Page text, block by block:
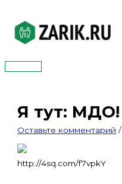
содержимому
Главное
Я тут: МДО!
Оставьте комментарий /
http://4sq.com/f7vpkY